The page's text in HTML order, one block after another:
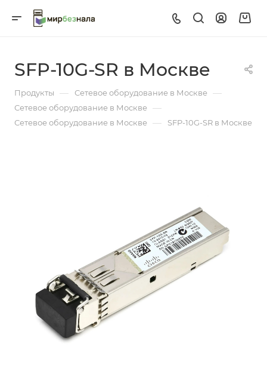
SFP-10G-SR в Москве
Продукты — Сетевое оборудование в Москве —
Сетевое оборудование в Москве —
Сетевое оборудование в Москве — SFP-10G-SR в Москве